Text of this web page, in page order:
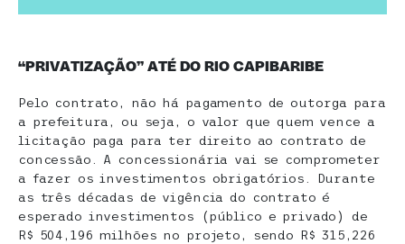
“PRIVATIZAÇÃO” ATÉ DO RIO CAPIBARIBE
Pelo contrato, não há pagamento de outorga para
a prefeitura, ou seja, o valor que quem vence a
licitação paga para ter direito ao contrato de
concessão. A concessionária vai se comprometer
a fazer os investimentos obrigatórios. Durante
as três décadas de vigência do contrato é
esperado investimentos (público e privado) de
R$ 504,196 milhões no projeto, sendo R$ 315,226